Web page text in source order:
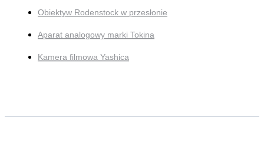
Obiektyw Rodenstock w przesłonie
Aparat analogowy marki Tokina
Kamera filmowa Yashica